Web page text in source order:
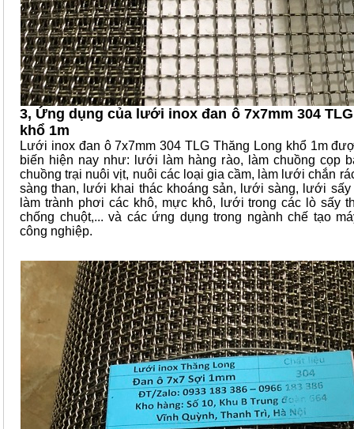
3, Ứng dụng của lưới inox đan ô 7x7mm 304
khổ 1m
Lưới inox đan ô 7x7mm 304 TLG Thăng Long khổ 1m
biến hiện nay như: lưới làm hàng rào, làm chuồng cọp
chuồng trại nuôi vịt, nuôi các loại gia cầm, làm lưới chắn
sàng than, lưới khai thác khoáng sản, lưới sàng, lưới
làm trành phơi các khô, mực khô, lưới trong các lò sấy
chống chuột,... và các ứng dụng trong ngành chế tạo
công nghiệp.